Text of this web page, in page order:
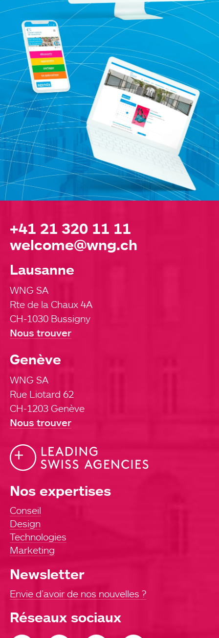
Références
Actualités
Digital Trends
Produits
Contact
+41 21 320 11 11
welcome@wng.ch
Lausanne
WNG SA
Rte de la Chaux 4A
CH-1030 Bussigny
Nous trouver
Genève
WNG SA
Rue Liotard 62
CH-1203 Genève
Nous trouver
Nos expertises
Conseil
Design
Technologies
Marketing
Newsletter
Envie d’avoir de nos nouvelles ?
Réseaux sociaux